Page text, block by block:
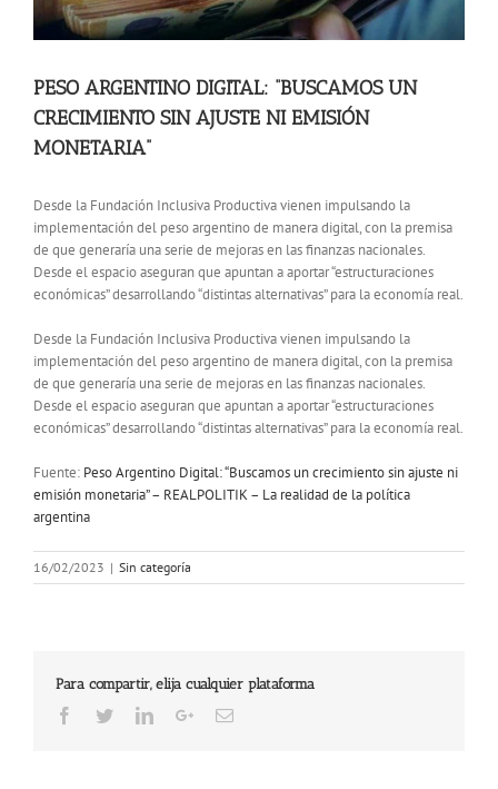
PESO ARGENTINO DIGITAL: “BUSCAMOS UN
CRECIMIENTO SIN AJUSTE NI EMISIÓN
MONETARIA”
Desde la Fundación Inclusiva Productiva vienen impulsando la
implementación del peso argentino de manera digital, con la premisa
de que generaría una serie de mejoras en las finanzas nacionales.
Desde el espacio aseguran que apuntan a aportar “estructuraciones
económicas” desarrollando “distintas alternativas” para la economía real.
Desde la Fundación Inclusiva Productiva vienen impulsando la
implementación del peso argentino de manera digital, con la premisa
de que generaría una serie de mejoras en las finanzas nacionales.
Desde el espacio aseguran que apuntan a aportar “estructuraciones
económicas” desarrollando “distintas alternativas” para la economía real.
Fuente: Peso Argentino Digital: “Buscamos un crecimiento sin ajuste ni
emisión monetaria” – REALPOLITIK – La realidad de la política
argentina
16/02/2023 | Sin categoría
Para compartir, elija cualquier plataforma
Facebook
TwitterLinkedInGoogle+Email